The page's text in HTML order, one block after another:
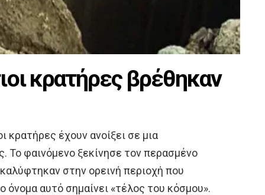
κρατήρες βρέθηκαν
έχουν ανοίξει σε μια
Το φαινόμενο ξεκίνησε τον περασμένο
στην ορεινή περιοχή που
όνομα αυτό σημαίνει «τέλος του κόσμου».